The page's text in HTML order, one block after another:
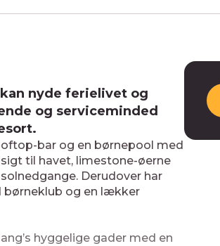
nyde ferielivet og
og serviceminded
bar og en børnepool med
til havet, limestone-øerne
Derudover har
børneklub og en lækker
hyggelige gader med en